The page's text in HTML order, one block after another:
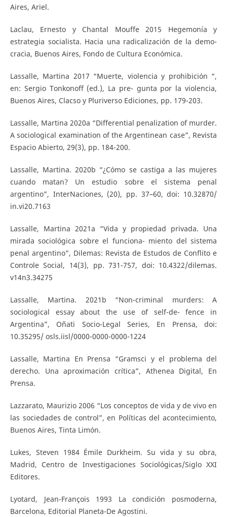
Aires, Ariel.
Laclau, Ernesto y Chantal Mouffe 2015 Hegemonía y
estrategia socialista. Hacia una radicalización de la demo-
cracia, Buenos Aires, Fondo de Cultura Económica.
Lassalle, Martina 2017 “Muerte, violencia y prohibición “,
en: Sergio Tonkonoff (ed.), La pre- gunta por la violencia,
Buenos Aires, Clacso y Pluriverso Ediciones, pp. 179-203.
Lassalle, Martina 2020a “Differential penalization of murder.
A sociological examination of the Argentinean case”, Revista
Espacio Abierto, 29(3), pp. 184-200.
Lassalle, Martina. 2020b “¿Cómo se castiga a las mujeres
cuando matan? Un estudio sobre el sistema penal
argentino”, InterNaciones, (20), pp. 37–60, doi: 10.32870/
in.vi20.7163
Lassalle, Martina 2021a “Vida y propiedad privada. Una
mirada sociológica sobre el funciona- miento del sistema
penal argentino”, Dilemas: Revista de Estudos de Conflito e
Controle Social, 14(3), pp. 731-757, doi: 10.4322/dilemas.
v14n3.34275
Lassalle, Martina. 2021b “Non-criminal murders: A
sociological essay about the use of self-de- fence in
Argentina”, Oñati Socio-Legal Series, En Prensa, doi:
10.35295/ osls.iisl/0000-0000-0000-1224
Lassalle, Martina En Prensa “Gramsci y el problema del
derecho. Una aproximación crítica”, Athenea Digital, En
Prensa.
Lazzarato, Maurizio 2006 “Los conceptos de vida y de vivo en
las sociedades de control”, en Políticas del acontecimiento,
Buenos Aires, Tinta Limón.
Lukes, Steven 1984 Émile Durkheim. Su vida y su obra,
Madrid, Centro de Investigaciones Sociológicas/Siglo XXI
Editores.
Lyotard, Jean-François 1993 La condición posmoderna,
Barcelona, Editorial Planeta-De Agostini.